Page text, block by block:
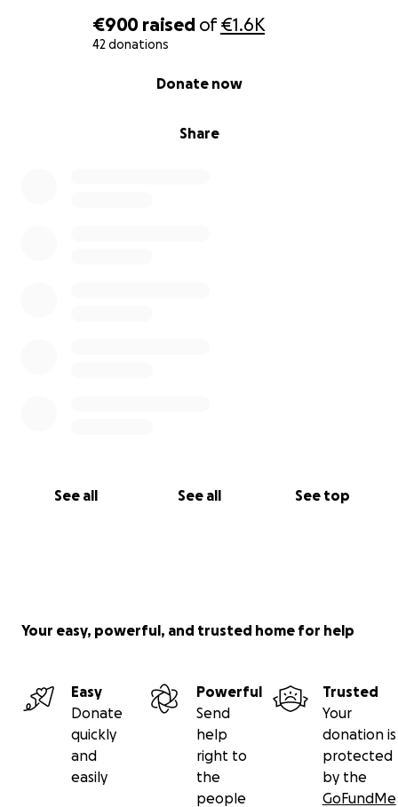
€900 raised of€1.6K
42 donations
Share
Donate now
See all See all See top
Allego le fatture per la massima trasparenza.
Your easy, powerful, and trusted home for help
Easy
Donate
quickly
and
easily
Powerful
Send
help
right to
the
people
Trusted
Your
donation is
protected
by the
GoFundMe